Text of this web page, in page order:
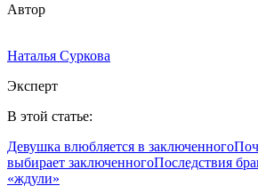
Автор
Наталья Суркова
Эксперт
В этой статье:
Девушка влюбляется в заключенного
выбирает заключенногоПоследствия
«ждули»